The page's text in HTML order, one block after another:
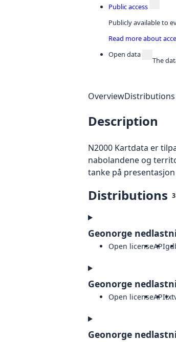
Public access
Publicly available to
Read more about
Open data
The
OverviewDistributions
Description
N2000 Kartdata er
nabolandene og
tanke på
Distributions 3
Geonorge
Open licenseAPI
Geonorge
Open licenseAPItxt
Geonorge